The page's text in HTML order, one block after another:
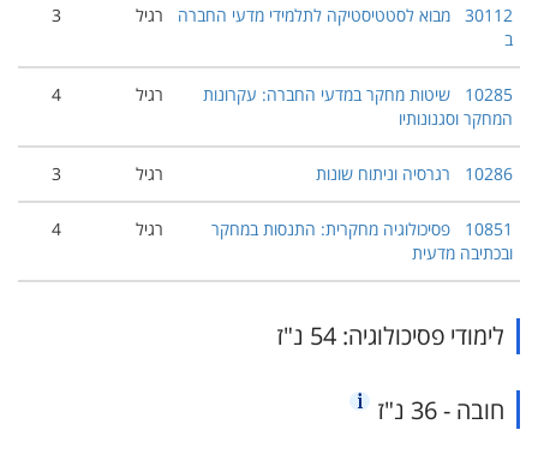
30112 מבוא לסטטיסטיקה לתלמידי מדעי החברה
ב
רגיל 3
10285 שיטות מחקר במדעי החברה: עקרונות
המחקר וסגנונותיו
רגיל 4
10286 רגרסיה וניתוח שונות רגיל 3
10851 פסיכולוגיה מחקרית: התנסות במחקר
ובכתיבה מדעית
רגיל 4
לימודי פסיכולוגיה: 54 נ"ז
חובה - 36 נ"ז